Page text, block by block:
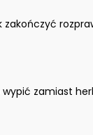
zakończyć
wypić zamiast